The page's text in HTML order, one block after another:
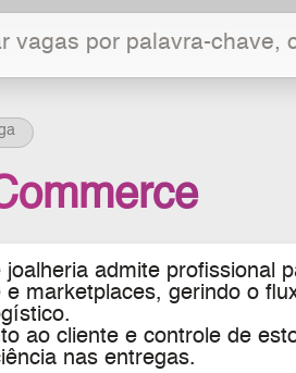
joalheria admite profissional
marketplaces, gerindo o
ao cliente e controle de
nas entregas.